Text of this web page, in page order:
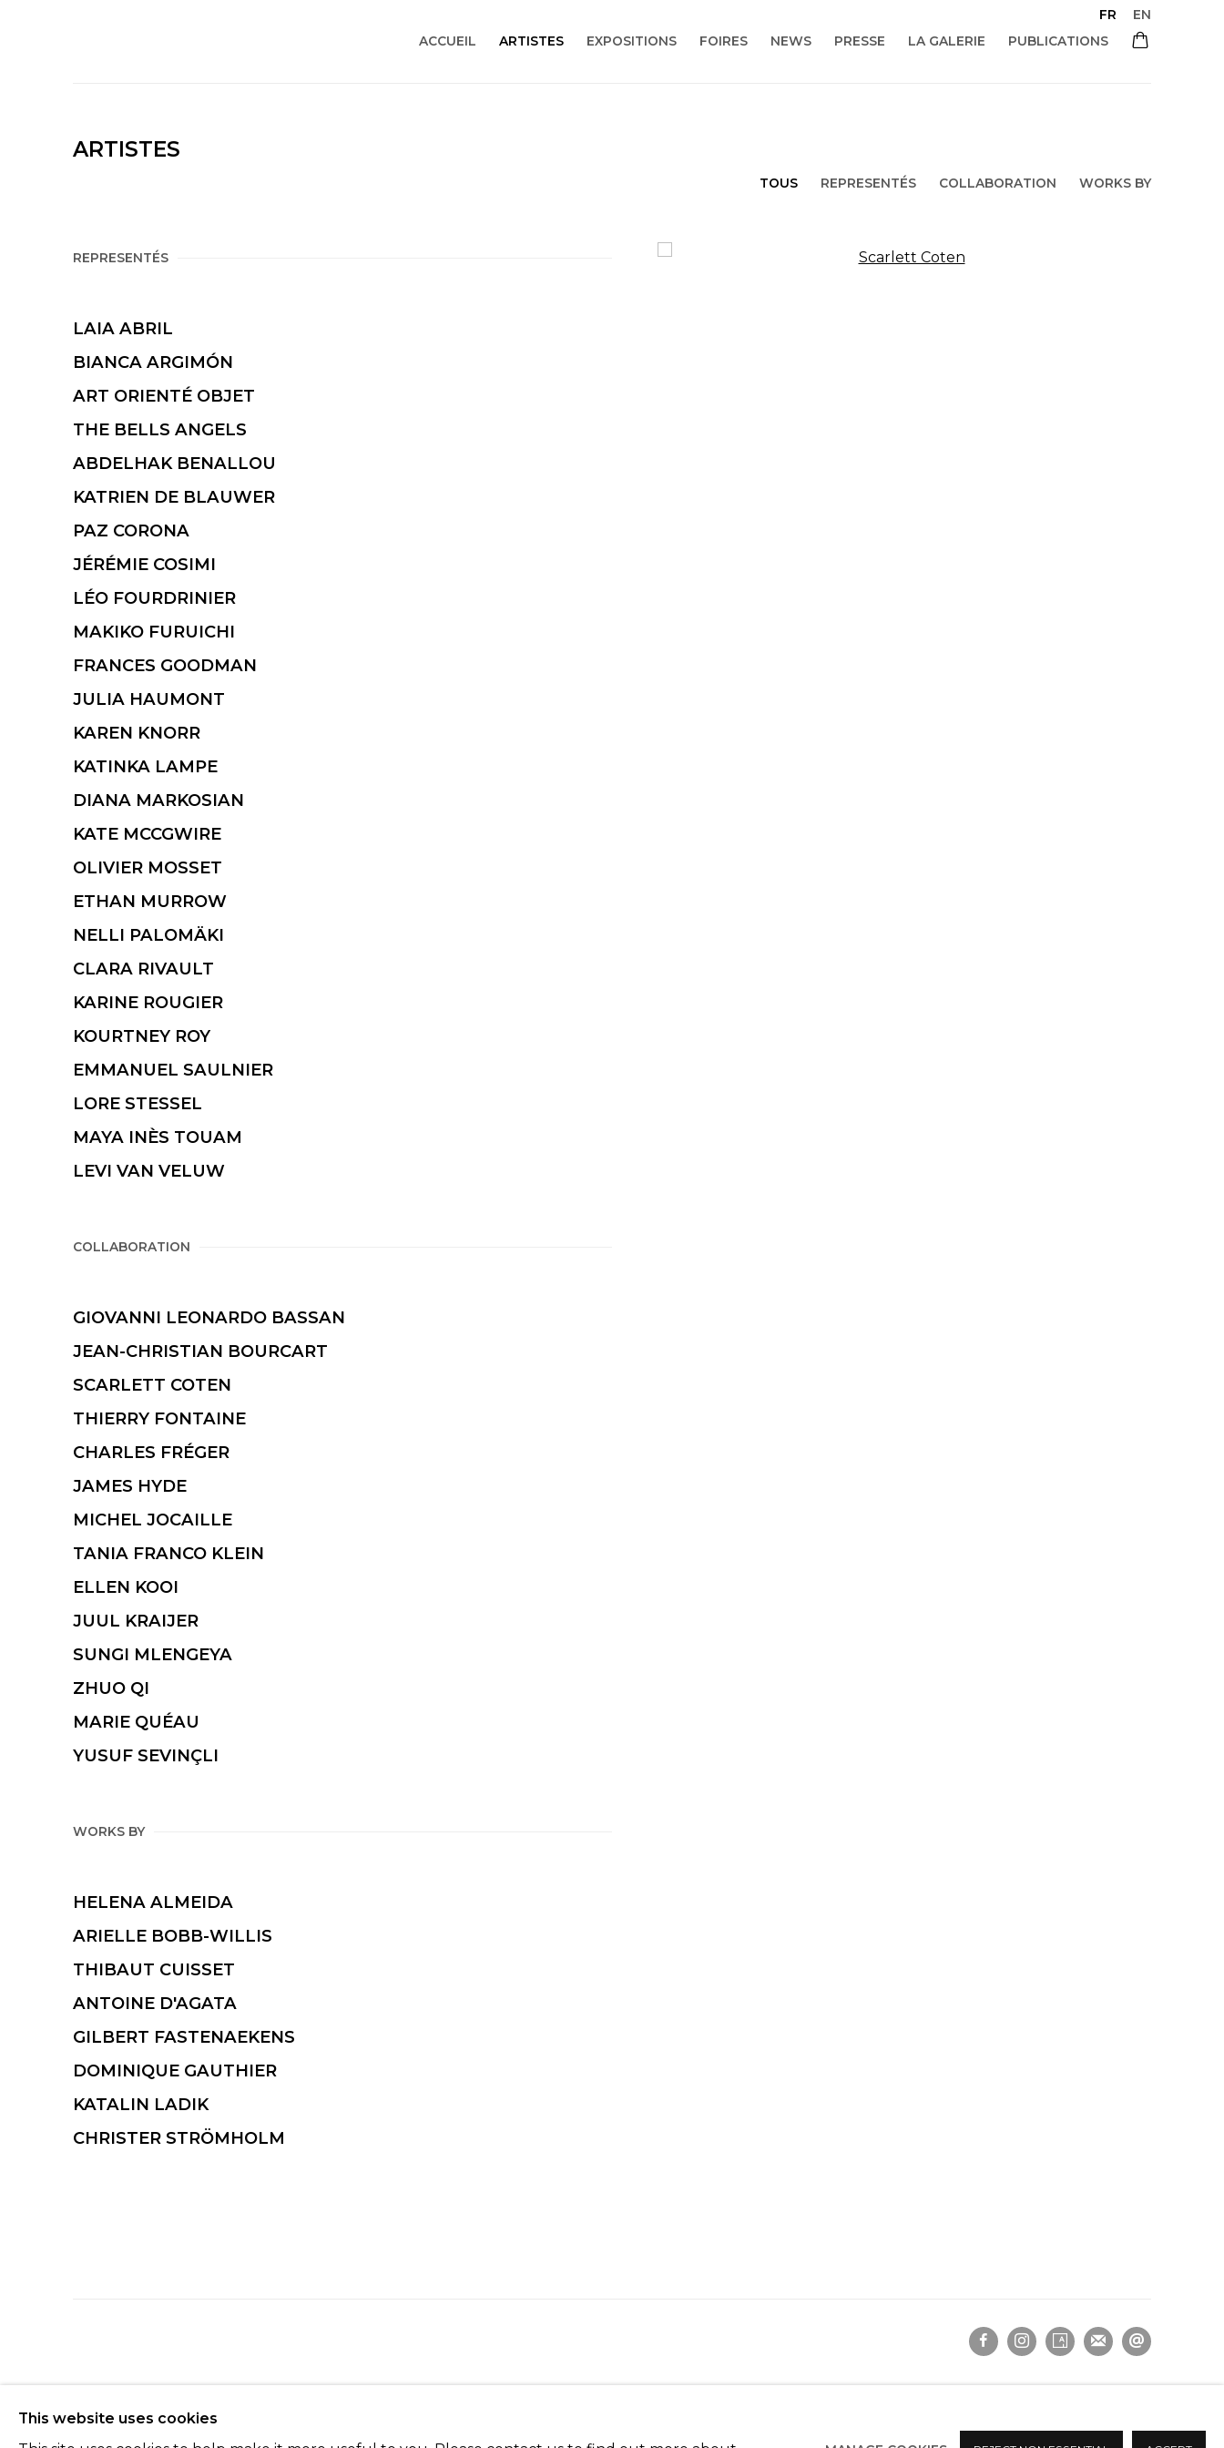
ACCUEIL ARTISTES EXPOSITIONS FOIRES NEWS PRESSE LA GALERIE PUBLICATIONS
FR EN
ARTISTES
TOUS REPRESENTÉS COLLABORATION WORKS BY
REPRESENTÉS
LAIA ABRIL
BIANCA ARGIMÓN
ART ORIENTÉ OBJET
THE BELLS ANGELS
ABDELHAK BENALLOU
KATRIEN DE BLAUWER
PAZ CORONA
JÉRÉMIE COSIMI
LÉO FOURDRINIER
MAKIKO FURUICHI
FRANCES GOODMAN
JULIA HAUMONT
KAREN KNORR
KATINKA LAMPE
DIANA MARKOSIAN
KATE MCCGWIRE
OLIVIER MOSSET
ETHAN MURROW
NELLI PALOMÄKI
CLARA RIVAULT
KARINE ROUGIER
KOURTNEY ROY
EMMANUEL SAULNIER
LORE STESSEL
MAYA INÈS TOUAM
LEVI VAN VELUW
COLLABORATION
GIOVANNI LEONARDO BASSAN
JEAN-CHRISTIAN BOURCART
SCARLETT COTEN
THIERRY FONTAINE
CHARLES FRÉGER
JAMES HYDE
MICHEL JOCAILLE
TANIA FRANCO KLEIN
ELLEN KOOI
JUUL KRAIJER
SUNGI MLENGEYA
ZHUO QI
MARIE QUÉAU
YUSUF SEVINÇLI
WORKS BY
HELENA ALMEIDA
ARIELLE BOBB-WILLIS
THIBAUT CUISSET
ANTOINE D'AGATA
GILBERT FASTENAEKENS
DOMINIQUE GAUTHIER
KATALIN LADIK
CHRISTER STRÖMHOLM
This website uses cookies